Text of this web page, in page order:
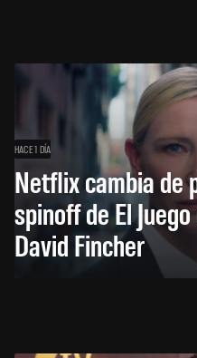
HACE 1 DÍA
Netflix cambia de
spinoff de El
David Fincher